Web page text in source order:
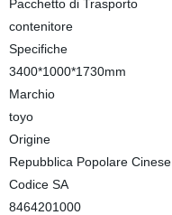
Pacchetto di Trasporto
contenitore
Specifiche
3400*1000*1730mm
Marchio
toyo
Origine
Repubblica Popolare Cinese
Codice SA
8464201000